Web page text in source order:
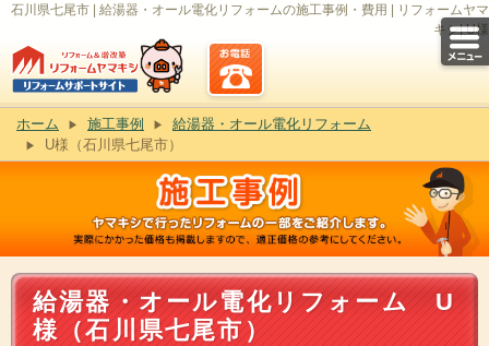
石川県七尾市 | 給湯器・オール電化リフォームの施工事例・費用 | リフォームヤマ
キシ| U様
ホーム 施工事例
給湯器・オール電化リフォーム
U様（石川県七尾市）
給湯器・オール電化リフォーム U
様（石川県七尾市）